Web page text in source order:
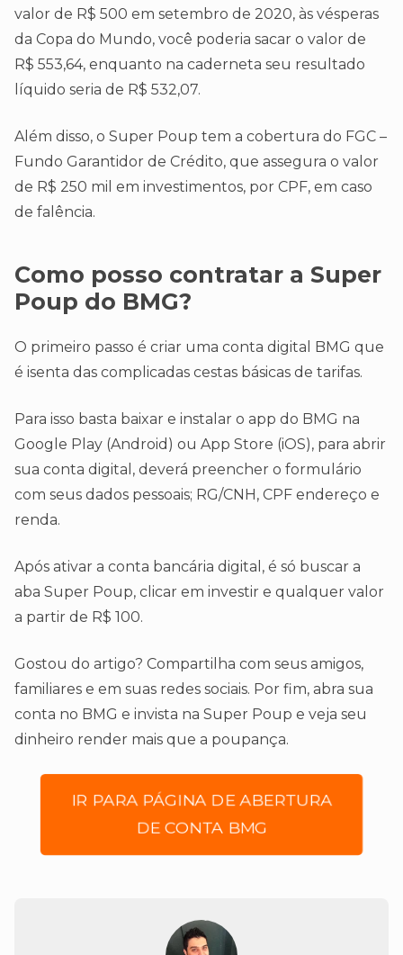
valor de R$ 500 em setembro de 2020, às vésperas
da Copa do Mundo, você poderia sacar o valor de
R$ 553,64, enquanto na caderneta seu resultado
líquido seria de R$ 532,07.
Além disso, o Super Poup tem a cobertura do FGC –
Fundo Garantidor de Crédito, que assegura o valor
de R$ 250 mil em investimentos, por CPF, em caso
de falência.
Como posso contratar a Super
Poup do BMG?
O primeiro passo é criar uma conta digital BMG que
é isenta das complicadas cestas básicas de tarifas.
Para isso basta baixar e instalar o app do BMG na
Google Play (Android) ou App Store (iOS), para abrir
sua conta digital, deverá preencher o formulário
com seus dados pessoais; RG/CNH, CPF endereço e
renda.
Após ativar a conta bancária digital, é só buscar a
aba Super Poup, clicar em investir e qualquer valor
a partir de R$ 100.
Gostou do artigo? Compartilha com seus amigos,
familiares e em suas redes sociais. Por fim, abra sua
conta no BMG e invista na Super Poup e veja seu
dinheiro render mais que a poupança.
IR PARA PÁGINA DE ABERTURA
DE CONTA BMG